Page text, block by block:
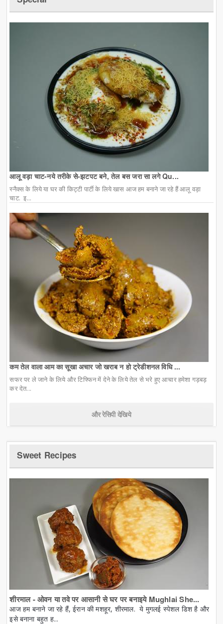
आलू वड़ा चाट-नये तरीके से-झटपट बने, तेल बस जरा सा लगे Qu...
स्नैक्स के लिये या घर की किट्टी पार्टी के लिये खास आज हम बनाने जा रहे हैं आलू वड़ा
चाट. इ...
कम तेल वाला आम का सूखा अचार जो खराब न हो ट्रेडीशनल विधि ...
सफर पर ले जाने के लिये और टिफ्फिन में देने के लिये तेल से भरे हुए आचार हमेशा गड़बड़
कर देत...
और रेसिपी देखिये
Sweet Recipes
शीरमाल - ओवन या तवे पर आसानी से घर पर बनाइये Mughlai She...
आज हम बनाने जा रहे हैं, ईरान की मशहूर, शीरमाल. ये मुगलई स्पेशल डिश है और
इसे बनाना बहुत ह...